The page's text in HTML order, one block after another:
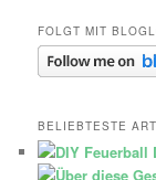
FOLGT MIT
BELIEBTESTE